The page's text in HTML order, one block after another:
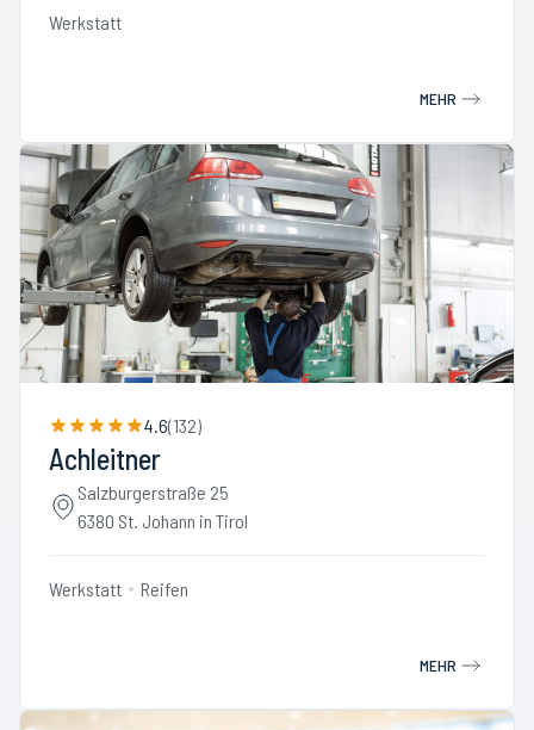
Werkstatt
MEHR
4.6(132)
Achleitner
Salzburgerstraße 25
6380 St. Johann in Tirol
Werkstatt Reifen
MEHR